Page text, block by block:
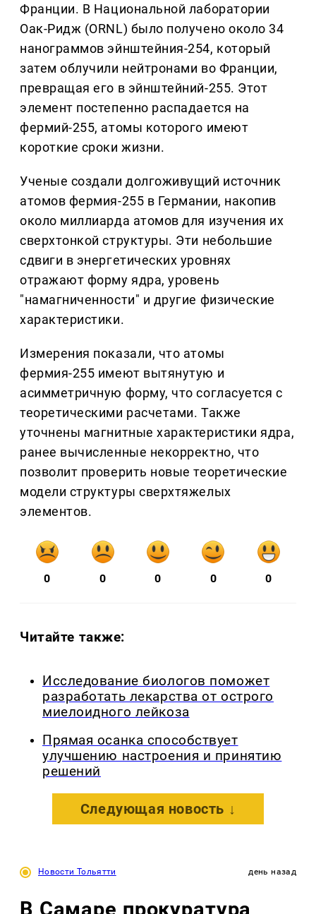
Франции. В Национальной лаборатории
Оак-Ридж (ORNL) было получено около 34
нанограммов эйнштейния-254, который
затем облучили нейтронами во Франции,
превращая его в эйнштейний-255. Этот
элемент постепенно распадается на
фермий-255, атомы которого имеют
короткие сроки жизни.
Ученые создали долгоживущий источник
атомов фермия-255 в Германии, накопив
около миллиарда атомов для изучения их
сверхтонкой структуры. Эти небольшие
сдвиги в энергетических уровнях
отражают форму ядра, уровень
"намагниченности" и другие физические
характеристики.
Измерения показали, что атомы
фермия-255 имеют вытянутую и
асимметричную форму, что согласуется с
теоретическими расчетами. Также
уточнены магнитные характеристики ядра,
ранее вычисленные некорректно, что
позволит проверить новые теоретические
модели структуры сверхтяжелых
элементов.
0 0 0 0 0
Читайте также:
Исследование биологов поможет
разработать лекарства от острого
миелоидного лейкоза
Прямая осанка способствует
улучшению настроения и принятию
решений
Следующая новость ↓
Новости Тольятти день назад